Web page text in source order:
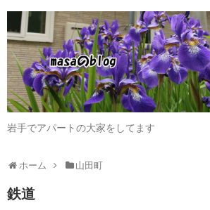
岩手でアパートの大家をしてます
ホーム 山田町
鉄道